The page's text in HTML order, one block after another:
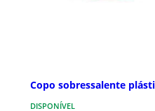
Copo sobressalente
DISPONÍVEL